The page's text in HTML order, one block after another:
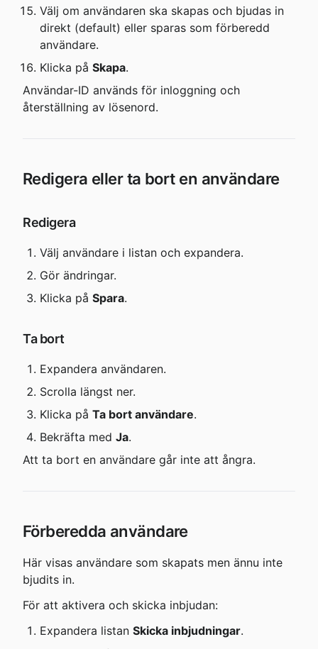
Välj om användaren ska skapas och bjudas in
direkt (default) eller sparas som förberedd
användare.
Klicka på Skapa.
Användar-ID används för inloggning och
återställning av lösenord.
Redigera eller ta bort en användare
Redigera
Välj användare i listan och expandera.
Gör ändringar.
Klicka på Spara.
Ta bort
Expandera användaren.
Scrolla längst ner.
Klicka på Ta bort användare.
Bekräfta med Ja.
Att ta bort en användare går inte att ångra.
Förberedda användare
Här visas användare som skapats men ännu inte
bjudits in.
För att aktivera och skicka inbjudan:
Expandera listan Skicka inbjudningar.